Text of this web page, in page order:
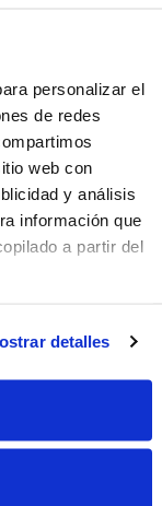
personalizar el
de redes
web con
y análisis
información que
a partir del
detalles
Genové.
(España)